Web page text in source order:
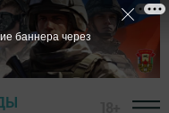
баннера через